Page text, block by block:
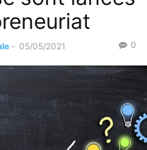
- 05/05/2021 0